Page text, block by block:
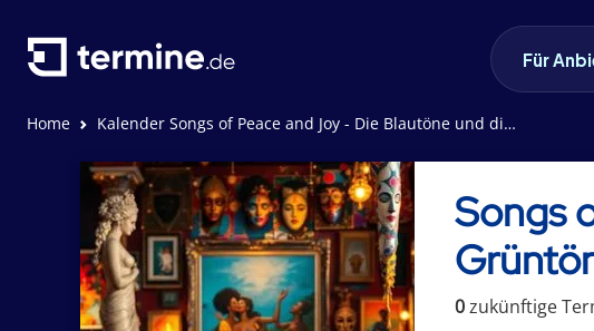
Für
Home Kalender Songs of Peace and Joy - Die Blautöne und die Grüntöne
Songs
0zukünftige